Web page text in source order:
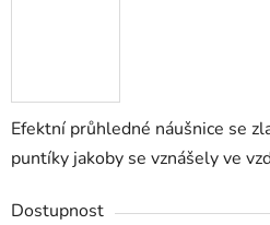
Efektní průhledné náušnice se
puntíky jakoby se vznášely ve
Dostupnost